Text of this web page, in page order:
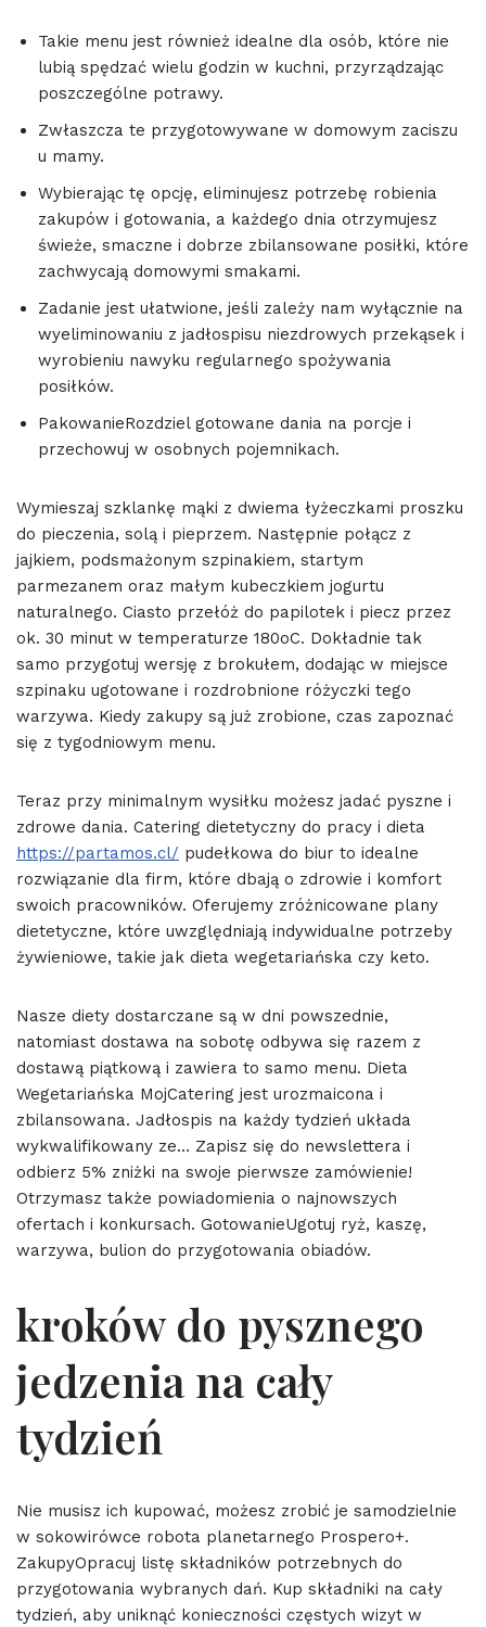
Takie menu jest również idealne dla osób, które nie
lubią spędzać wielu godzin w kuchni, przyrządzając
poszczególne potrawy.
Zwłaszcza te przygotowywane w domowym zaciszu
u mamy.
Wybierając tę opcję, eliminujesz potrzebę robienia
zakupów i gotowania, a każdego dnia otrzymujesz
świeże, smaczne i dobrze zbilansowane posiłki, które
zachwycają domowymi smakami.
Zadanie jest ułatwione, jeśli zależy nam wyłącznie na
wyeliminowaniu z jadłospisu niezdrowych przekąsek i
wyrobieniu nawyku regularnego spożywania
posiłków.
PakowanieRozdziel gotowane dania na porcje i
przechowuj w osobnych pojemnikach.
Wymieszaj szklankę mąki z dwiema łyżeczkami proszku
do pieczenia, solą i pieprzem. Następnie połącz z
jajkiem, podsmażonym szpinakiem, startym
parmezanem oraz małym kubeczkiem jogurtu
naturalnego. Ciasto przełóż do papilotek i piecz przez
ok. 30 minut w temperaturze 180oC. Dokładnie tak
samo przygotuj wersję z brokułem, dodając w miejsce
szpinaku ugotowane i rozdrobnione różyczki tego
warzywa. Kiedy zakupy są już zrobione, czas zapoznać
się z tygodniowym menu.
Teraz przy minimalnym wysiłku możesz jadać pyszne i
zdrowe dania. Catering dietetyczny do pracy i dieta
https://partamos.cl/ pudełkowa do biur to idealne
rozwiązanie dla firm, które dbają o zdrowie i komfort
swoich pracowników. Oferujemy zróżnicowane plany
dietetyczne, które uwzględniają indywidualne potrzeby
żywieniowe, takie jak dieta wegetariańska czy keto.
Nasze diety dostarczane są w dni powszednie,
natomiast dostawa na sobotę odbywa się razem z
dostawą piątkową i zawiera to samo menu. Dieta
Wegetariańska MojCatering jest urozmaicona i
zbilansowana. Jadłospis na każdy tydzień układa
wykwalifikowany ze… Zapisz się do newslettera i
odbierz 5% zniżki na swoje pierwsze zamówienie!
Otrzymasz także powiadomienia o najnowszych
ofertach i konkursach. GotowanieUgotuj ryż, kaszę,
warzywa, bulion do przygotowania obiadów.
kroków do pysznego
jedzenia na cały
tydzień
Nie musisz ich kupować, możesz zrobić je samodzielnie
w sokowirówce robota planetarnego Prospero+.
ZakupyOpracuj listę składników potrzebnych do
przygotowania wybranych dań. Kup składniki na cały
tydzień, aby uniknąć konieczności częstych wizyt w